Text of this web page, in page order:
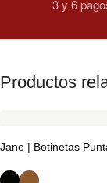
3 y 6
Productos
Jane | Botinetas